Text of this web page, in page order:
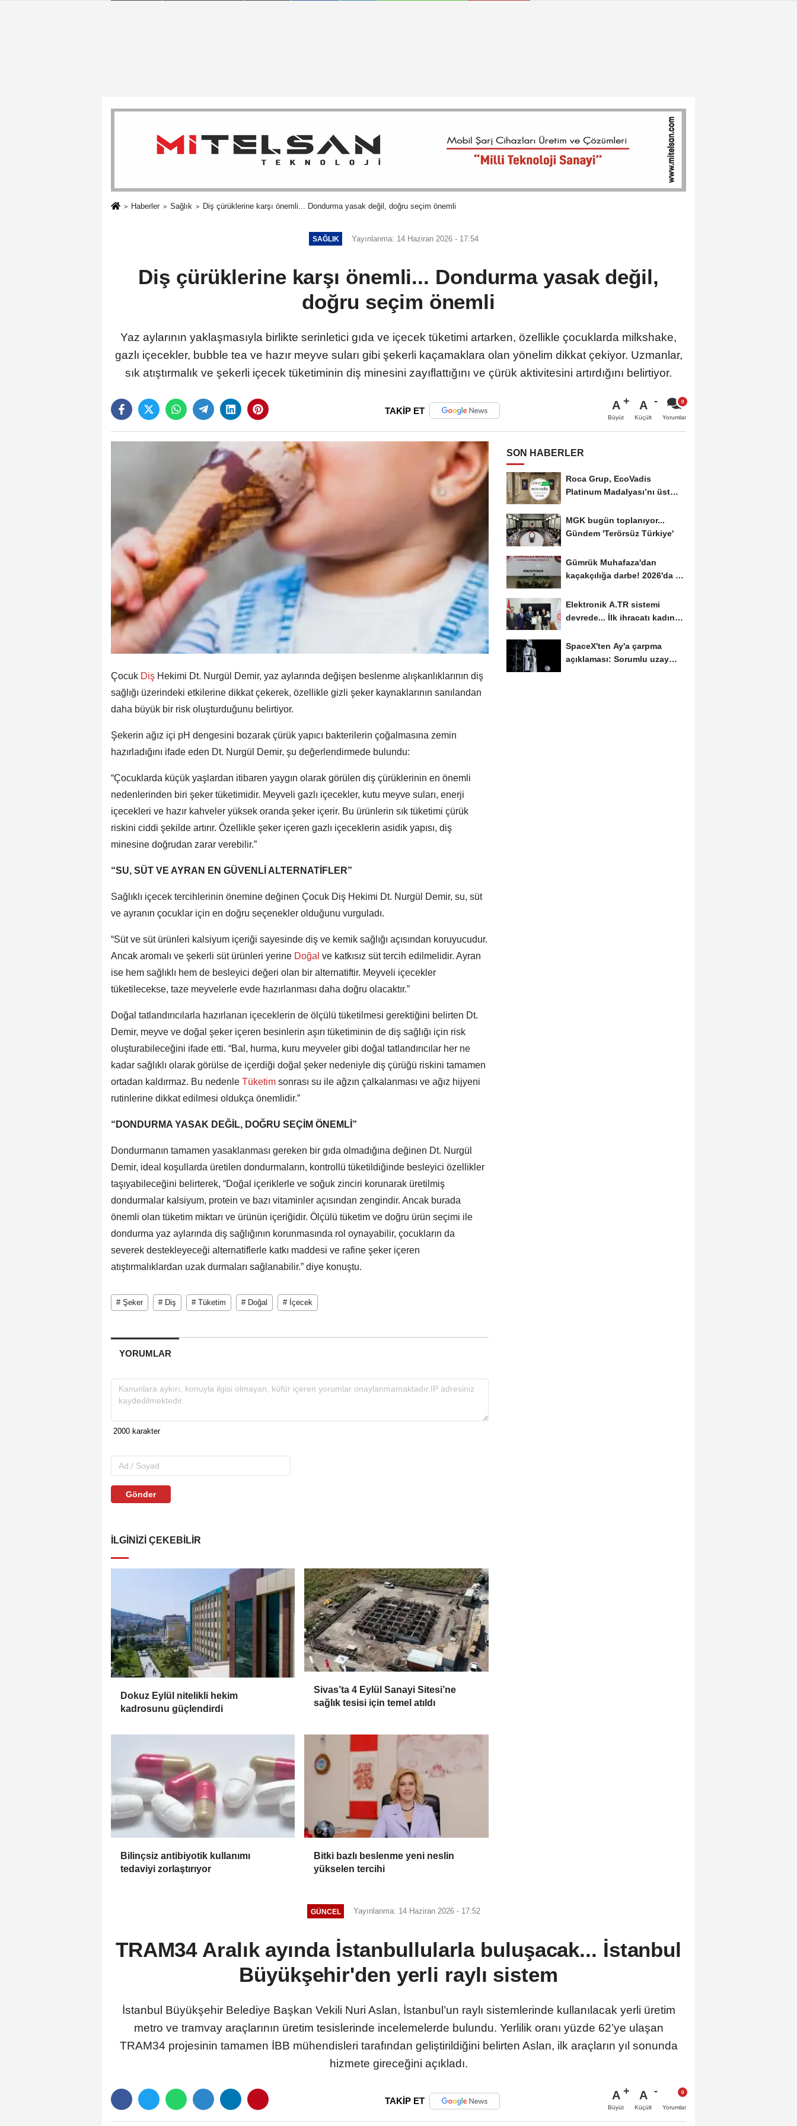
Haberler Sağlık Diş çürüklerine karşı önemli... Dondurma yasak değil, doğru seçim önemli
SAĞLIK Yayınlanma: 14 Haziran 2026 - 17:54
Diş çürüklerine karşı önemli... Dondurma yasak değil,
doğru seçim önemli
Yaz aylarının yaklaşmasıyla birlikte serinletici gıda ve içecek tüketimi artarken, özellikle çocuklarda milkshake,
gazlı içecekler, bubble tea ve hazır meyve suları gibi şekerli kaçamaklara olan yönelim dikkat çekiyor. Uzmanlar,
sık atıştırmalık ve şekerli içecek tüketiminin diş minesini zayıflattığını ve çürük aktivitesini artırdığını belirtiyor.
TAKİP ET A
Büyüt
A
Küçült Yorumlar
Çocuk Diş Hekimi Dt. Nurgül Demir, yaz aylarında değişen beslenme alışkanlıklarının diş
sağlığı üzerindeki etkilerine dikkat çekerek, özellikle gizli şeker kaynaklarının sanılandan
daha büyük bir risk oluşturduğunu belirtiyor.
Şekerin ağız içi pH dengesini bozarak çürük yapıcı bakterilerin çoğalmasına zemin
hazırladığını ifade eden Dt. Nurgül Demir, şu değerlendirmede bulundu:
“Çocuklarda küçük yaşlardan itibaren yaygın olarak görülen diş çürüklerinin en önemli
nedenlerinden biri şeker tüketimidir. Meyveli gazlı içecekler, kutu meyve suları, enerji
içecekleri ve hazır kahveler yüksek oranda şeker içerir. Bu ürünlerin sık tüketimi çürük
riskini ciddi şekilde artırır. Özellikle şeker içeren gazlı içeceklerin asidik yapısı, diş
minesine doğrudan zarar verebilir.”
“SU, SÜT VE AYRAN EN GÜVENLİ ALTERNATİFLER”
Sağlıklı içecek tercihlerinin önemine değinen Çocuk Diş Hekimi Dt. Nurgül Demir, su, süt
ve ayranın çocuklar için en doğru seçenekler olduğunu vurguladı.
“Süt ve süt ürünleri kalsiyum içeriği sayesinde diş ve kemik sağlığı açısından koruyucudur.
Ancak aromalı ve şekerli süt ürünleri yerine Doğal ve katkısız süt tercih edilmelidir. Ayran
ise hem sağlıklı hem de besleyici değeri olan bir alternatiftir. Meyveli içecekler
tüketilecekse, taze meyvelerle evde hazırlanması daha doğru olacaktır.”
Doğal tatlandırıcılarla hazırlanan içeceklerin de ölçülü tüketilmesi gerektiğini belirten Dt.
Demir, meyve ve doğal şeker içeren besinlerin aşırı tüketiminin de diş sağlığı için risk
oluşturabileceğini ifade etti. “Bal, hurma, kuru meyveler gibi doğal tatlandırıcılar her ne
kadar sağlıklı olarak görülse de içerdiği doğal şeker nedeniyle diş çürüğü riskini tamamen
ortadan kaldırmaz. Bu nedenle Tüketim sonrası su ile ağzın çalkalanması ve ağız hijyeni
rutinlerine dikkat edilmesi oldukça önemlidir.”
“DONDURMA YASAK DEĞİL, DOĞRU SEÇİM ÖNEMLİ”
Dondurmanın tamamen yasaklanması gereken bir gıda olmadığına değinen Dt. Nurgül
Demir, ideal koşullarda üretilen dondurmaların, kontrollü tüketildiğinde besleyici özellikler
taşıyabileceğini belirterek, “Doğal içeriklerle ve soğuk zinciri korunarak üretilmiş
dondurmalar kalsiyum, protein ve bazı vitaminler açısından zengindir. Ancak burada
önemli olan tüketim miktarı ve ürünün içeriğidir. Ölçülü tüketim ve doğru ürün seçimi ile
dondurma yaz aylarında diş sağlığının korunmasında rol oynayabilir, çocukların da
severek destekleyeceği alternatiflerle katkı maddesi ve rafine şeker içeren
atıştırmalıklardan uzak durmaları sağlanabilir.” diye konuştu.
# Şeker # Diş # Tüketim # Doğal # İçecek
YORUMLAR
Gönder
İLGINIZI ÇEKEBILIR
Dokuz Eylül nitelikli hekim
kadrosunu güçlendirdi
Sivas’ta 4 Eylül Sanayi Sitesi’ne
sağlık tesisi için temel atıldı
Bilinçsiz antibiyotik kullanımı
tedaviyi zorlaştırıyor
Bitki bazlı beslenme yeni neslin
yükselen tercihi
SON HABERLER
Roca Grup, EcoVadis
Platinum Madalyası’nı üst
MGK bugün toplanıyor...
Gündem 'Terörsüz Türkiye'
Gümrük Muhafaza'dan
kaçakçılığa darbe! 2026'da 58
Elektronik A.TR sistemi
devrede... İlk ihracatı kadın
SpaceX'ten Ay'a çarpma
açıklaması: Sorumlu uzay
GÜNCEL Yayınlanma: 14 Haziran 2026 - 17:52
TRAM34 Aralık ayında İstanbullularla buluşacak... İstanbul
Büyükşehir'den yerli raylı sistem
İstanbul Büyükşehir Belediye Başkan Vekili Nuri Aslan, İstanbul’un raylı sistemlerinde kullanılacak yerli üretim
metro ve tramvay araçlarının üretim tesislerinde incelemelerde bulundu. Yerlilik oranı yüzde 62’ye ulaşan
TRAM34 projesinin tamamen İBB mühendisleri tarafından geliştirildiğini belirten Aslan, ilk araçların yıl sonunda
hizmete gireceğini açıkladı.
TAKİP ET A
Büyüt
A
Küçült Yorumlar